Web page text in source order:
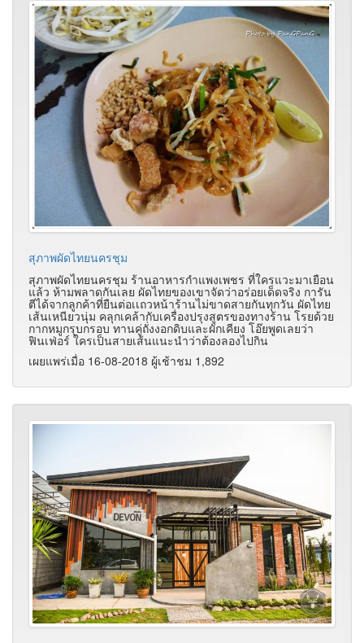
สุภาพผัดไทยนครชุม
สุภาพผัดไทยนครชุม ร้านอาหารกำแพงเพชร ที่ใครแวะมาเยือน
แล้ว ห้ามพลาดกันเลย ผัดไทยของเขาจัดว่าอร่อยเด็ดจริง การัน
ตีได้จากลูกค้าที่ยืนต่อเเถวหน้าร้านไม่ขาดสายกันทุกวัน ผัดไทย
เส้นเหนียวนุ่ม คลุกเคล้ากับเครื่องปรุงสูตรของทางร้าน โรยด้วย
กากหมูกรุบกรอบ ทานคู่ถั่งงอกดิบและผักเคียง โอ๊ยพูดเลยว่า
ฟินเฟ่อร์ ใครเป็นสายเส้นแนะนำว่าต้องลองไปกิน
เผยแพร่เมื่อ 16-08-2018 ผู้เช้าชม 1,892